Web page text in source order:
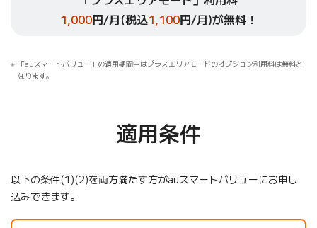
1,000円/月(税込1,100円/月)が無料！
「auスマートバリュー」の適用期間中はプラスエリアモードのオプション利用料は無料と
なります。
適用条件
以下の条件(1)(2)を両方満たす方がauスマートバリューにお申し
込みできます。